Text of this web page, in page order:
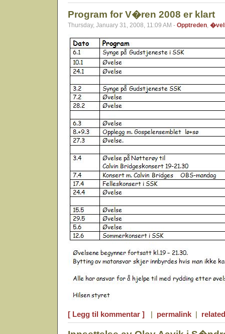
Program for V�ren 2008 er klart
Thursday, January 31, 2008, 11:09 AM - Opptreden,
[ Legg til kommentar ] | permalink |